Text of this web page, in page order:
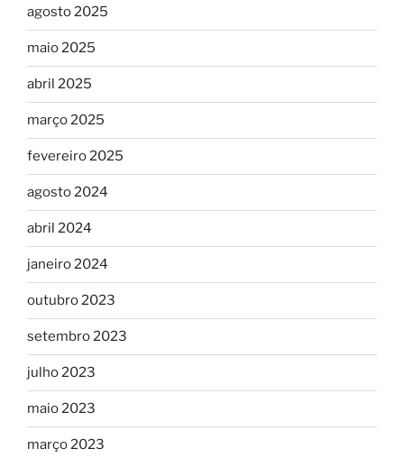
agosto 2025
maio 2025
abril 2025
março 2025
fevereiro 2025
agosto 2024
abril 2024
janeiro 2024
outubro 2023
setembro 2023
julho 2023
maio 2023
março 2023